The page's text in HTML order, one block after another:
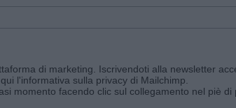
di marketing. Iscrivendoti alla newsletter
l'informativa sulla privacy di Mailchimp
momento facendo clic sul collegamento nel piè di